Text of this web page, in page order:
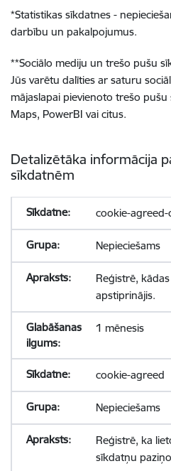
*Statistikas sīkdatnes -
darbību un pakalpojumus.
**Sociālo mediju un trešo pušu
Jūs varētu dalīties ar saturu
mājaslapai pievienoto trešo
Maps, PowerBI vai citus.
Detalizētāka informācija
sīkdatnēm
cookie-agreed-
Nepieciešams
Reģistrē,
apstiprinājis.
1 mēnesis
cookie-agreed
Nepieciešams
Reģistrē, ka
sīkdatņu